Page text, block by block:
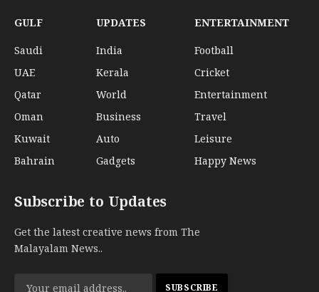
GULF
Saudi
UAE
Qatar
Oman
Kuwait
Bahrain
UPDATES
India
Kerala
World
Business
Auto
Gadgets
ENTERTAINMENT
Football
Cricket
Entertainment
Travel
Leisure
Happy News
Subscribe to Updates
Get the latest creative news from The
Malayalam News..